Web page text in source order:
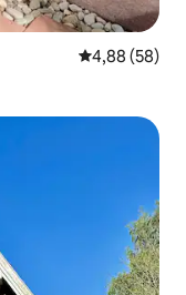
Évaluation
4,88 (58)